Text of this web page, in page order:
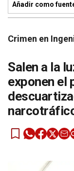
Añadir como
Crimen en
Salen a la
exponen el